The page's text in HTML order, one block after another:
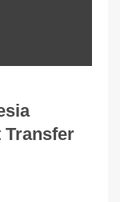
Transfer